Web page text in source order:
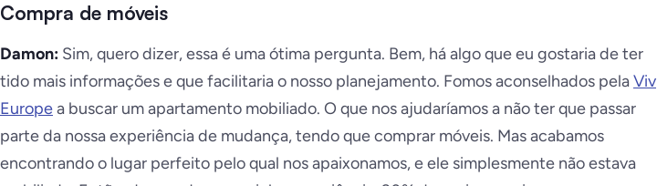
Compra de móveis
Damon: Sim, quero dizer, essa é uma ótima pergunta. Bem, há algo que eu gostaria de ter
tido mais informações e que facilitaria o nosso planejamento. Fomos aconselhados pelaViv
Europea buscar um apartamento mobiliado. O que nos ajudaríamos a não ter que passar
parte da nossa experiência de mudança, tendo que comprar móveis. Mas acabamos
encontrando o lugar perfeito pelo qual nos apaixonamos, e ele simplesmente não estava